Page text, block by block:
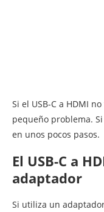
Si el USB-C a HDMI
pequeño problema.
en unos pocos pasos.
El USB-C a
adaptador
Si utiliza un